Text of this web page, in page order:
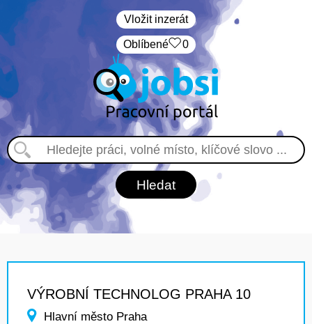
Vložit inzerát
Oblíbené 0
VÝROBNÍ TECHNOLOG PRAHA 10
Hlavní město Praha